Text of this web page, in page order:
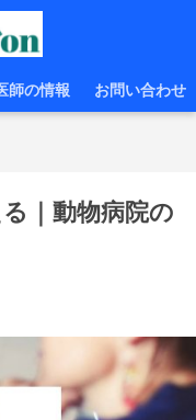
師の情報 お問い合わせ
｜動物病院の